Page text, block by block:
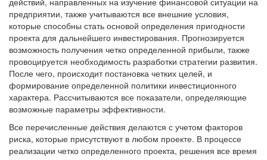
предприятии, также учитываются все внешние условия,
которые способны стать основой определения пригодности
проекта для дальнейшего инвестирования. Прогнозируется
возможность получения четко определенной прибыли, также
провоцируется необходимость разработки стратегии развития.
После чего, происходит постановка четких целей, и
формирование определенной политики инвестиционного
характера. Рассчитываются все показатели, определяющие
возможные параметры эффективности.
Все перечисленные действия делаются с учетом факторов
риска, которые присутствуют в любом проекте. В процессе
реализации четко определенного проекта, решения все время